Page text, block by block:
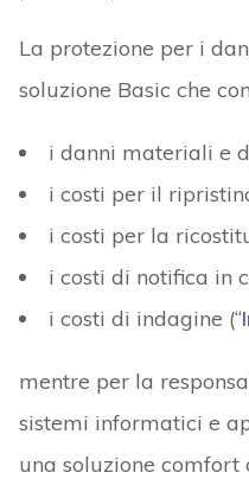
La protezione per i
soluzione Basic che
i danni materiali e
i costi per il
i costi per la
i costi di notifica in
i costi di indagine (“
mentre per la
sistemi informatici e
una soluzione comfort